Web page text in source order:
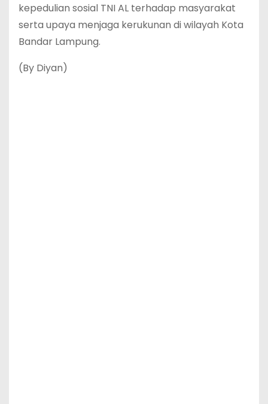
kepedulian sosial TNI AL terhadap masyarakat
serta upaya menjaga kerukunan di wilayah Kota
Bandar Lampung.
(By Diyan)